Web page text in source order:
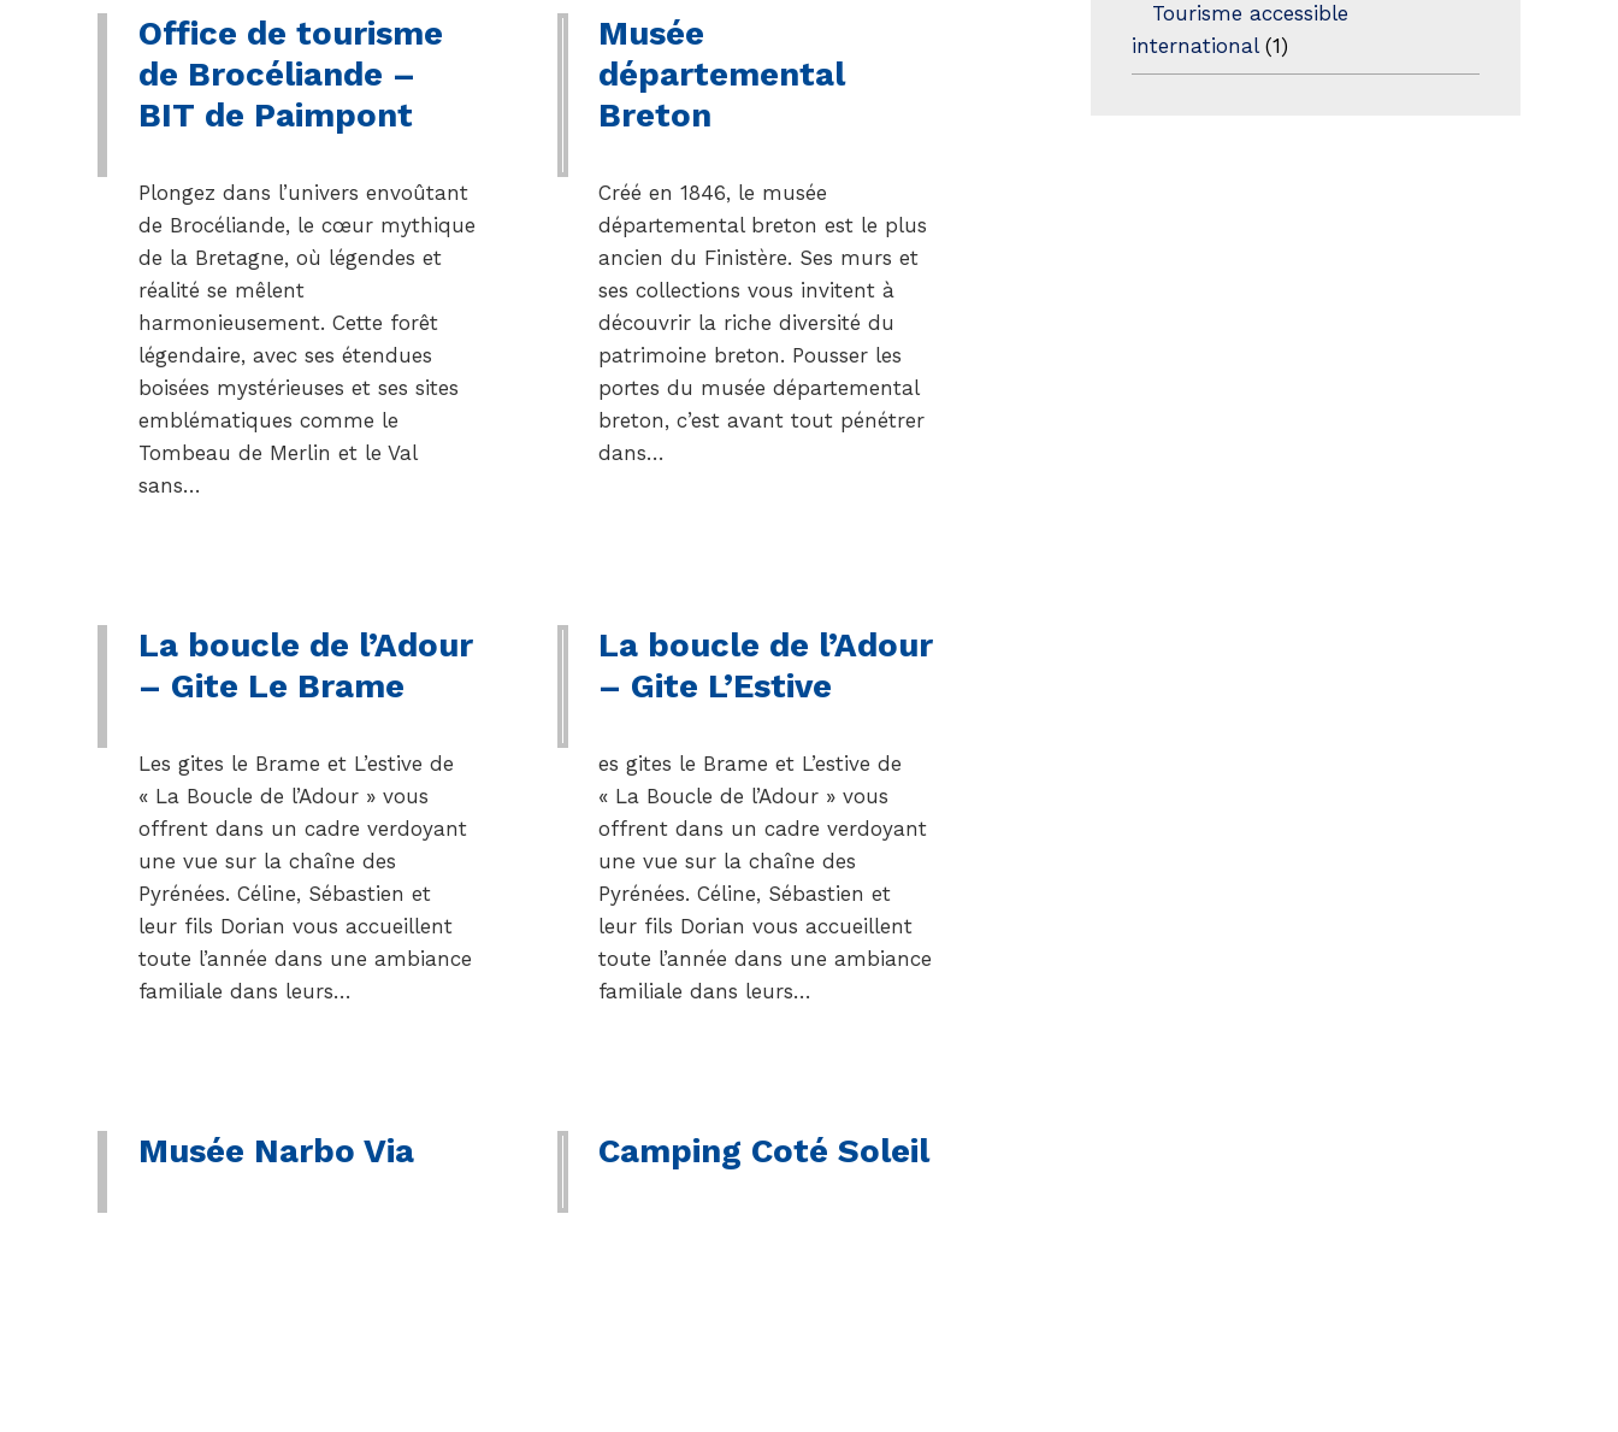
Office de tourisme
de Brocéliande –
BIT de Paimpont
Plongez dans l’univers envoûtant
de Brocéliande, le cœur mythique
de la Bretagne, où légendes et
réalité se mêlent
harmonieusement. Cette forêt
légendaire, avec ses étendues
boisées mystérieuses et ses sites
emblématiques comme le
Tombeau de Merlin et le Val
sans…
Musée
départemental
Breton
Créé en 1846, le musée
départemental breton est le plus
ancien du Finistère. Ses murs et
ses collections vous invitent à
découvrir la riche diversité du
patrimoine breton. Pousser les
portes du musée départemental
breton, c’est avant tout pénétrer
dans…
La boucle de l’Adour
– Gite Le Brame
Les gites le Brame et L’estive de
« La Boucle de l’Adour » vous
offrent dans un cadre verdoyant
une vue sur la chaîne des
Pyrénées. Céline, Sébastien et
leur fils Dorian vous accueillent
toute l’année dans une ambiance
familiale dans leurs…
La boucle de l’Adour
– Gite L’Estive
es gites le Brame et L’estive de
« La Boucle de l’Adour » vous
offrent dans un cadre verdoyant
une vue sur la chaîne des
Pyrénées. Céline, Sébastien et
leur fils Dorian vous accueillent
toute l’année dans une ambiance
familiale dans leurs…
Musée Narbo Via Camping Coté Soleil
Tourisme accessible
international(1)